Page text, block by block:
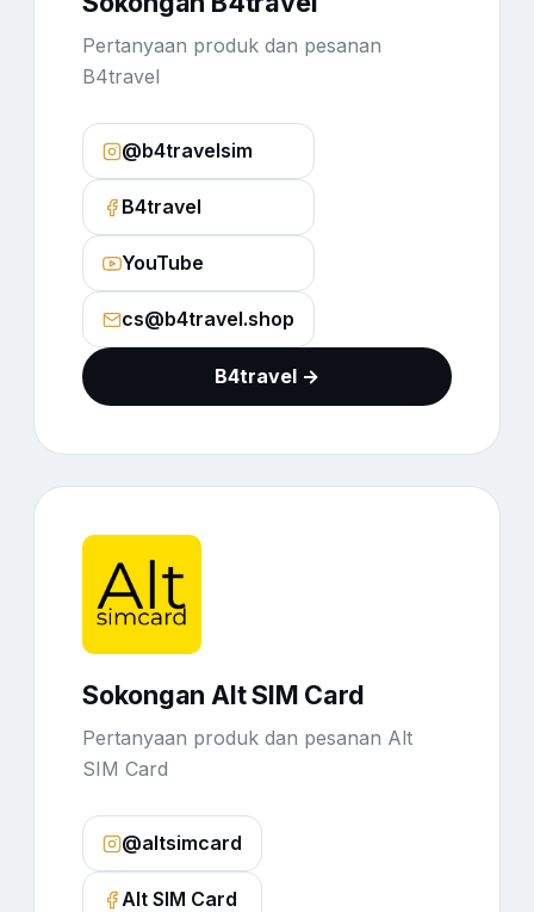
Pertanyaan produk dan pesanan
B4travel
@b4travelsim
B4travel
YouTube
cs@b4travel.shop
B4travel →
Sokongan Alt SIM Card
Pertanyaan produk dan pesanan Alt
SIM Card
@altsimcard
Alt SIM Card